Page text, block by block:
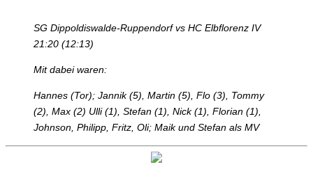
SG Dippoldiswalde-Ruppendorf vs HC Elbflorenz IV
21:20 (12:13)
Mit dabei waren:
Hannes (Tor); Jannik (5), Martin (5), Flo (3), Tommy
(2), Max (2) Ulli (1), Stefan (1), Nick (1), Florian (1),
Johnson, Philipp, Fritz, Oli; Maik und Stefan als MV